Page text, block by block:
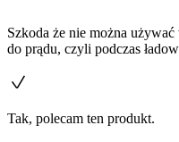
Szkoda że nie można
do prądu, czyli podczas
Tak, polecam ten produkt.